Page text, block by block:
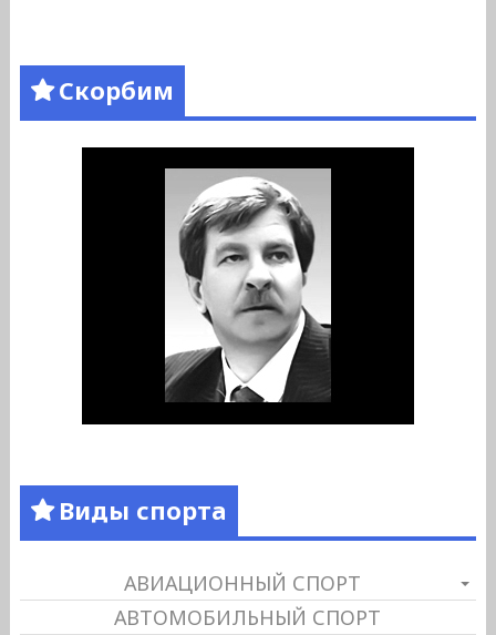
Скорбим
Виды спорта
АВИАЦИОННЫЙ СПОРТ
АВТОМОБИЛЬНЫЙ СПОРТ